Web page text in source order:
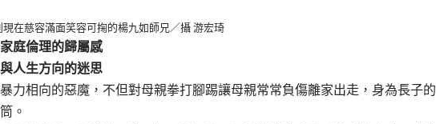
在慈容滿面笑容可掬的楊九如師兄／攝 游宏琦
庭倫理的歸屬感
人生方向的迷思
力相向的惡魔，不但對母親拳打腳踢讓母親常常負傷離家出走，身為長子的
。